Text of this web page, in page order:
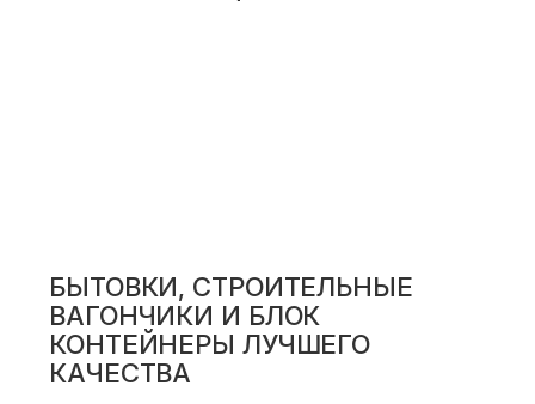
БЫТОВКИ, СТРОИТЕЛЬНЫЕ
ВАГОНЧИКИ И БЛОК
КОНТЕЙНЕРЫ ЛУЧШЕГО
КАЧЕСТВА